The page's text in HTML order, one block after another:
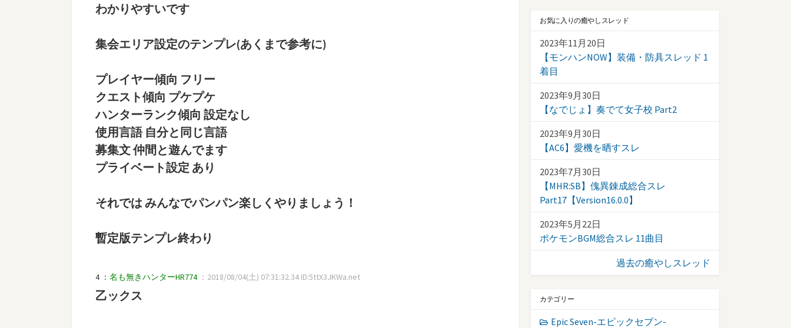
わかりやすいです
集会エリア設定のテンプレ(あくまで参考に)
プレイヤー傾向 フリー
クエスト傾向 プケプケ
ハンターランク傾向 設定なし
使用言語 自分と同じ言語
募集文 仲間と遊んでます
プライベート設定 あり
それでは みんなでパンパン楽しくやりましょう！
暫定版テンプレ終わり
4 ： 名も無きハンターHR774 ：2018/08/04(土) 07:31:32.34 ID:5ttX3JKWa.net
乙ックス
お気に入りの癒やしスレッド
2023年11月20日
【モンハンNOW】装備・防具スレッド 1
着目
2023年9月30日
【なでじょ】奏でて女子校 Part2
2023年9月30日
【AC6】愛機を晒すスレ
2023年7月30日
【MHR:SB】傀異錬成総合スレ
Part17【Version16.0.0】
2023年5月22日
ポケモンBGM総合スレ 11曲目
過去の癒やしスレッド
カテゴリー
Epic Seven-エピックセブン-